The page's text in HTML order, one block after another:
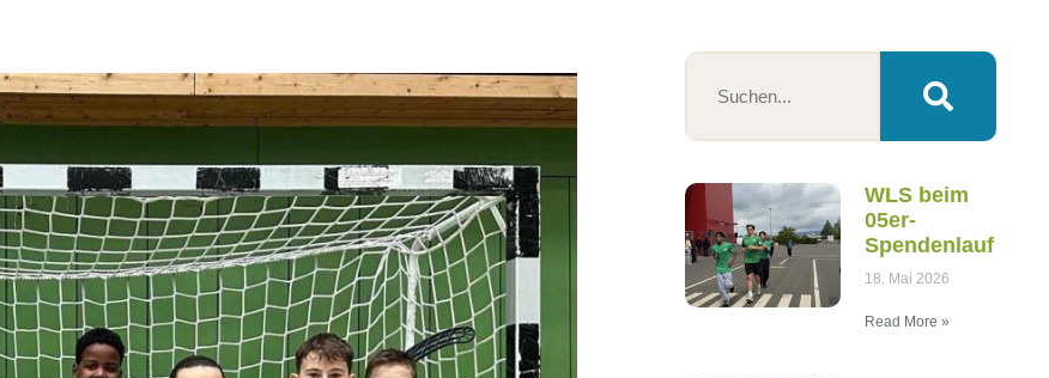
WLS beim
05er-
Spendenlauf
18. Mai 2026
Read More »